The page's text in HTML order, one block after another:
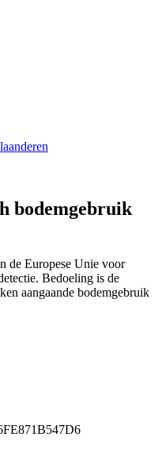
bodemgebruik
de Europese Unie voor
Bedoeling is de
aangaande bodemgebruik